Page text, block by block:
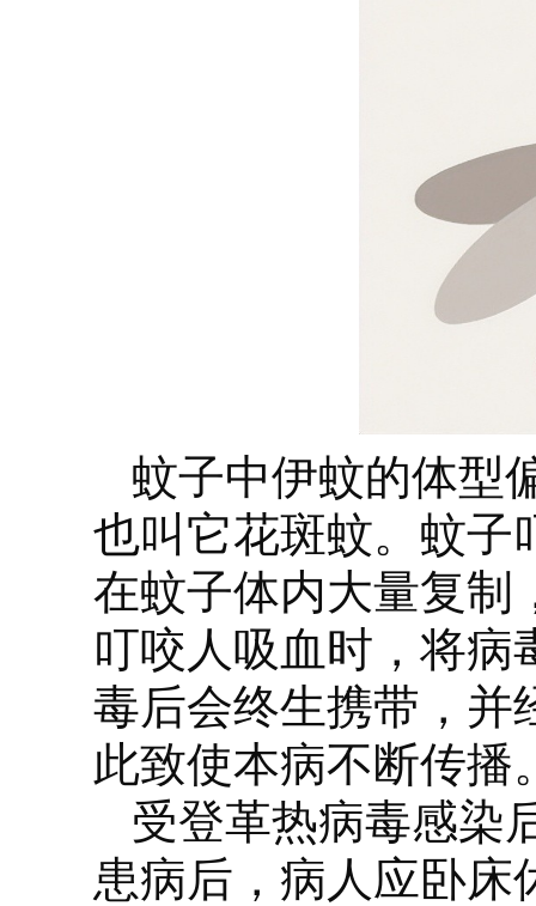
蚊子中伊蚊的体型
也叫它花斑蚊。蚊子
在蚊子体内大量复制
叮咬人吸血时，将病
毒后会终生携带，并
此致使本病不断传播
受登革热病毒感染
患病后，病人应卧床